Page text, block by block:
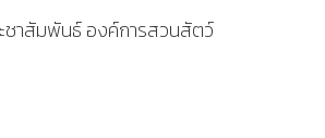
ชาสัมพันธ์ องค์การสวนสัตว์